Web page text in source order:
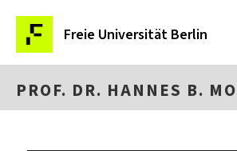
Freie Universität Berlin
PROF. DR. HANNES B.